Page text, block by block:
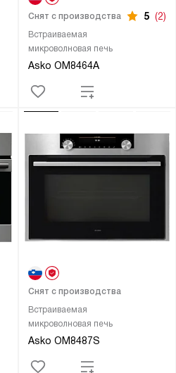
Встраиваемая
микроволновая печь
Asko OM8464A
Снят с производства 5 (2)
Встраиваемая
микроволновая печь
Asko OM8487S
Снят с производства